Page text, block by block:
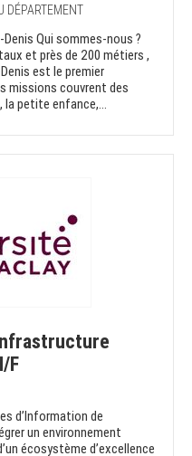
DÉPARTEMENT
Qui sommes-nous ?
et près de 200 métiers ,
est le premier
missions couvrent des
la petite enfance,...
F
d’Information de
un environnement
écosystème d’excellence